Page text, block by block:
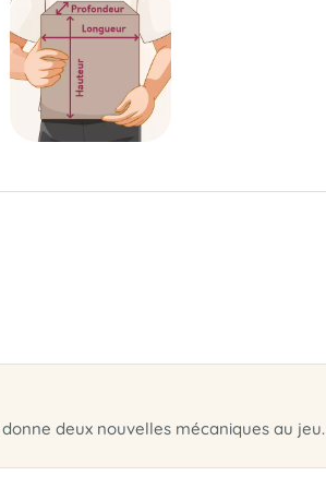
deux nouvelles mécaniques au jeu.